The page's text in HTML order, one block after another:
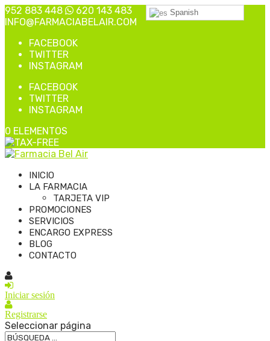
952 883 448
620 143 483
INFO@FARMACIABELAIR.COM
FACEBOOK
TWITTER
INSTAGRAM
FACEBOOK
TWITTER
INSTAGRAM
0 ELEMENTOS
INICIO
LA FARMACIA
TARJETA VIP
PROMOCIONES
SERVICIOS
ENCARGO EXPRESS
BLOG
CONTACTO
Iniciar sesión
Registrarse
Seleccionar página
Spanish